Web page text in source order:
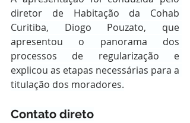
diretor de Habitação da Cohab
Curitiba, Diogo Pouzato, que
apresentou o panorama dos
processos de regularização e
explicou as etapas necessárias para a
titulação dos moradores.
Contato direto